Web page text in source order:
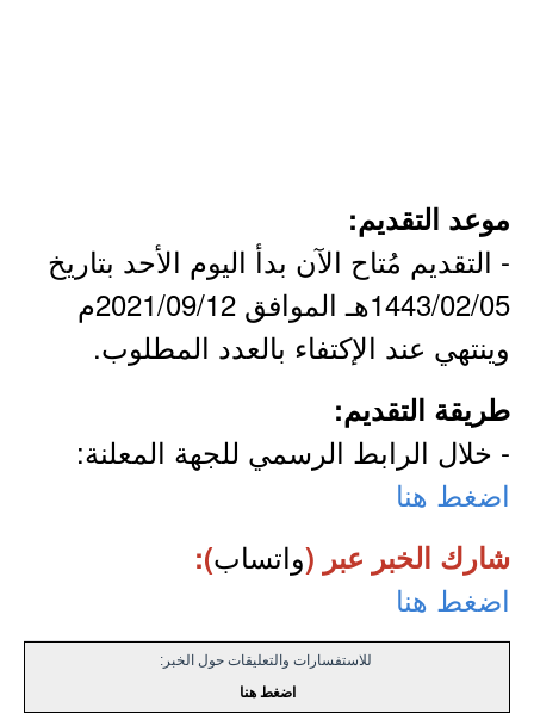
موعد التقديم:
- التقديم مُتاح الآن بدأ اليوم الأحد بتاريخ
1443/02/05هـ الموافق 2021/09/12م
وينتهي عند الإكتفاء بالعدد المطلوب.
طريقة التقديم:
- خلال الرابط الرسمي للجهة المعلنة:
اضغط هنا
شارك الخبر عبر (واتساب):
اضغط هنا
للاستفسارات والتعليقات حول الخبر:
اضغط هنا